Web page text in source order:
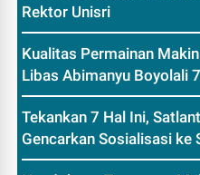
Rektor Unisri
Kualitas Permainan
Libas Abimanyu Boyolali
Tekankan 7 Hal Ini,
Gencarkan Sosialisasi ke